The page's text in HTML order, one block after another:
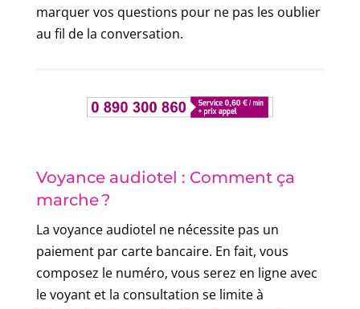
marquer vos questions pour ne pas les oublier
au fil de la conversation.
Voyance audiotel : Comment ça
marche ?
La voyance audiotel ne nécessite pas un
paiement par carte bancaire. En fait, vous
composez le numéro, vous serez en ligne avec
le voyant et la consultation se limite à